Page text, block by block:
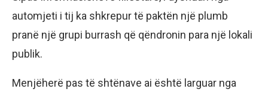
automjeti i tij ka shkrepur të paktën një plumb
pranë një grupi burrash që qëndronin para një lokali
publik.
Menjëherë pas të shtënave ai është larguar nga